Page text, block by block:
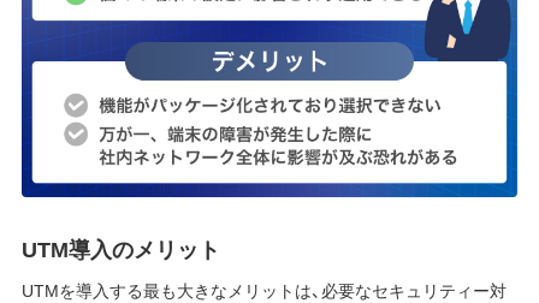
UTM導入のメリット
UTMを導入する最も大きなメリットは、必要なセキュリティー対